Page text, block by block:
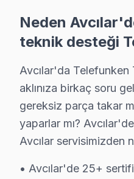
Telefunken
✓ 15+ Yıl Deneyim
✓ Orijinal Yedek Parça
Neden
teknik desteği
Avcılar'da
aklınıza birkaç soru
gereksiz parça takar
yaparlar mı?
Avcılar servisimizden
• Avcılar'de 25+